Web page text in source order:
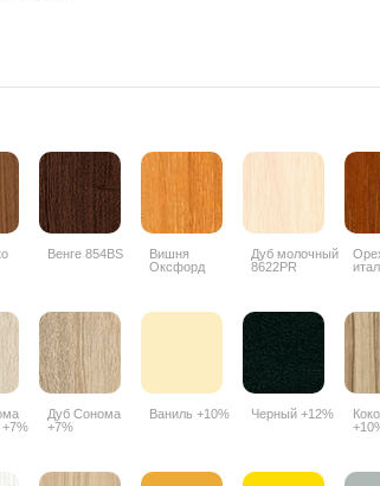
Венге 854BS
Вишня
Оксфорд
Дуб молочный
8622PR
Дуб Сонома
+7%
Ваниль +10% Черный +12%